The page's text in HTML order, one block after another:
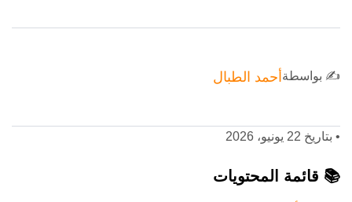
✍️ بواسطة أحمد الطبال
• بتاريخ 22 يونيو، 2026
📚 قائمة المحتويات